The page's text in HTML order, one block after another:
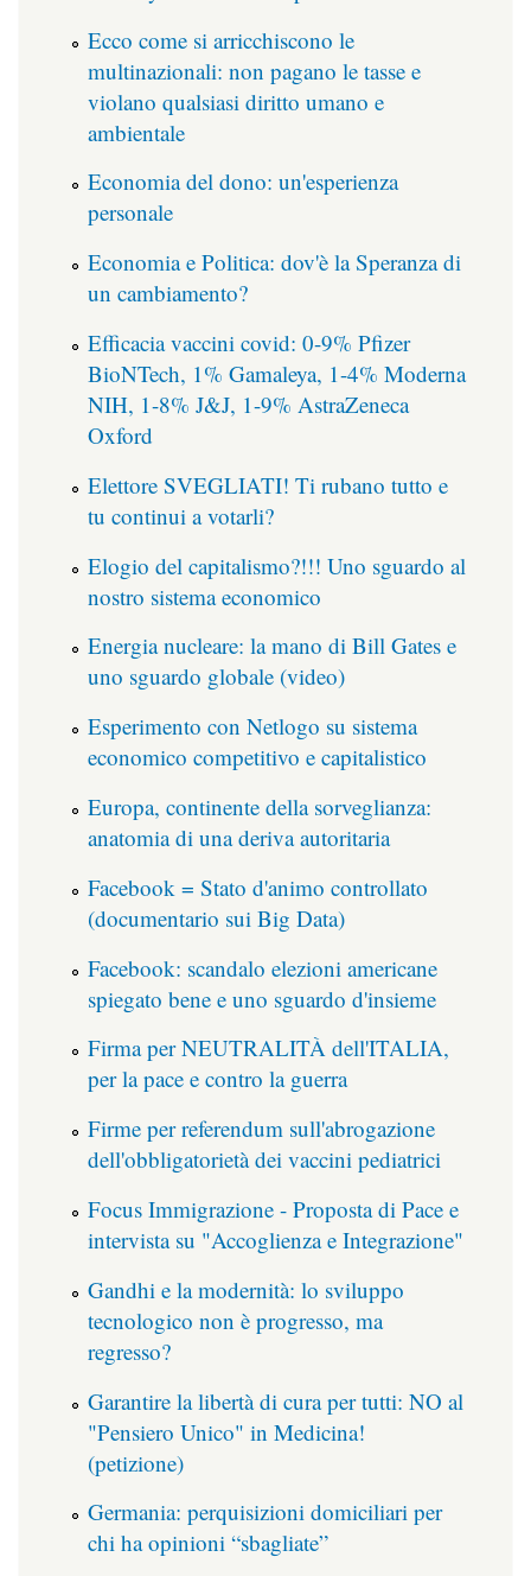
Ecco come si arricchiscono le
multinazionali: non pagano le tasse e
violano qualsiasi diritto umano e
ambientale
Economia del dono: un'esperienza
personale
Economia e Politica: dov'è la Speranza di
un cambiamento?
Efficacia vaccini covid: 0-9% Pfizer
BioNTech, 1% Gamaleya, 1-4% Moderna
NIH, 1-8% J&J, 1-9% AstraZeneca
Oxford
Elettore SVEGLIATI! Ti rubano tutto e
tu continui a votarli?
Elogio del capitalismo?!!! Uno sguardo al
nostro sistema economico
Energia nucleare: la mano di Bill Gates e
uno sguardo globale (video)
Esperimento con Netlogo su sistema
economico competitivo e capitalistico
Europa, continente della sorveglianza:
anatomia di una deriva autoritaria
Facebook = Stato d'animo controllato
(documentario sui Big Data)
Facebook: scandalo elezioni americane
spiegato bene e uno sguardo d'insieme
Firma per NEUTRALITÀ dell'ITALIA,
per la pace e contro la guerra
Firme per referendum sull'abrogazione
dell'obbligatorietà dei vaccini pediatrici
Focus Immigrazione - Proposta di Pace e
intervista su "Accoglienza e Integrazione"
Gandhi e la modernità: lo sviluppo
tecnologico non è progresso, ma
regresso?
Garantire la libertà di cura per tutti: NO al
"Pensiero Unico" in Medicina!
(petizione)
Germania: perquisizioni domiciliari per
chi ha opinioni “sbagliate”